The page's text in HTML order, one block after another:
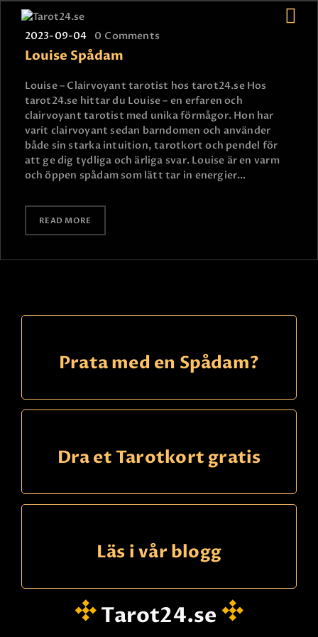
HEM
ASTROLOGI
STJÄRNTECKEN
TAROT
SPÅDAM-SIERSKA
JOBBA SOM SPÅDAM
BETALNING
2023-09-04 0 Comments
Louise Spådam
Louise – Clairvoyant tarotist hos tarot24.se Hos
tarot24.se hittar du Louise – en erfaren och
clairvoyant tarotist med unika förmågor. Hon har
varit clairvoyant sedan barndomen och använder
både sin starka intuition, tarotkort och pendel för
att ge dig tydliga och ärliga svar. Louise är en varm
och öppen spådam som lätt tar in energier…
READ MORE
Prata med en Spådam?
Dra et Tarotkort gratis
Läs i vår blogg
Tarot24.se